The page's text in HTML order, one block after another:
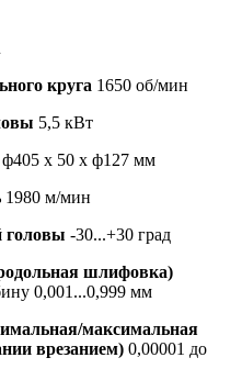
круга 1650 об/мин
5,5 кВт
ф405 x 50 x ф127 мм
1980 м/мин
головы -30...+30 град
шлифовка)
0,001...0,999 мм
максимальная
врезанием) 0,00001 до